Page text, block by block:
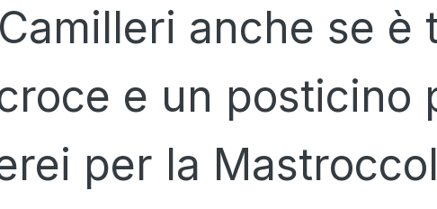
anche se è
e un posticino
per la